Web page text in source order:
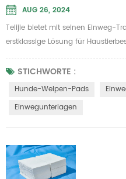
AUG 26, 2024
Telijie bietet mit seinen Einweg-
erstklassige Lösung für
entwickelt, um sowohl praktisch
dazu bei, beim Training Ihres
geruchsfreies Raumklima zu
STICHWORTE :
Hunde-Welpen-Pads
Einwegunterlagen